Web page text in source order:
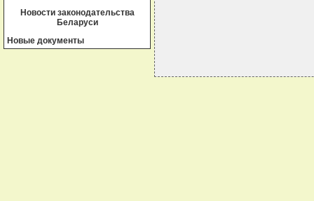
Новости законодательства
Беларуси
Новые документы